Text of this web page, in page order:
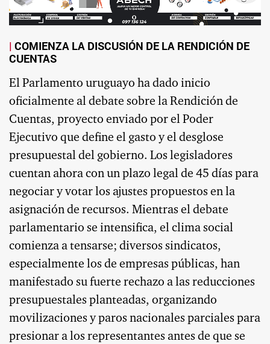
COMIENZA LA DISCUSIÓN DE LA RENDICIÓN DE
CUENTAS
El Parlamento uruguayo ha dado inicio
oficialmente al debate sobre la Rendición de
Cuentas, proyecto enviado por el Poder
Ejecutivo que define el gasto y el desglose
presupuestal del gobierno. Los legisladores
cuentan ahora con un plazo legal de 45 días para
negociar y votar los ajustes propuestos en la
asignación de recursos. Mientras el debate
parlamentario se intensifica, el clima social
comienza a tensarse; diversos sindicatos,
especialmente los de empresas públicas, han
manifestado su fuerte rechazo a las reducciones
presupuestales planteadas, organizando
movilizaciones y paros nacionales parciales para
presionar a los representantes antes de que se